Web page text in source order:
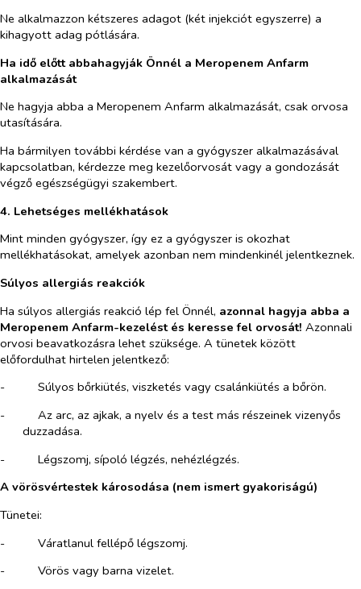
Ne alkalmazzon kétszeres adagot (két injekciót egyszerre) a
kihagyott adag pótlására.
Ha idő előtt abbahagyják Önnél a Meropenem Anfarm
alkalmazását
Ne hagyja abba a Meropenem Anfarm alkalmazását, csak orvosa
utasítására.
Ha bármilyen további kérdése van a gyógyszer alkalmazásával
kapcsolatban, kérdezze meg kezelőorvosát vagy a gondozását
végző egészségügyi szakembert.
4. Lehetséges mellékhatások
Mint minden gyógyszer, így ez a gyógyszer is okozhat
mellékhatásokat, amelyek azonban nem mindenkinél jelentkeznek.
Súlyos allergiás reakciók
Ha súlyos allergiás reakció lép fel Önnél, azonnal hagyja abba a
Meropenem Anfarm-kezelést és keresse fel orvosát! Azonnali
orvosi beavatkozásra lehet szüksége. A tünetek között
előfordulhat hirtelen jelentkező:
-​
Súlyos bőrkiütés, viszketés vagy csalánkiütés a bőrön.
-​
Az arc, az ajkak, a nyelv és a test más részeinek vizenyős
duzzadása.
-​
Légszomj, sípoló légzés, nehézlégzés.
A vörösvértestek károsodása (nem ismert gyakoriságú)
Tünetei:
-​
Váratlanul fellépő légszomj.
-​
Vörös vagy barna vizelet.